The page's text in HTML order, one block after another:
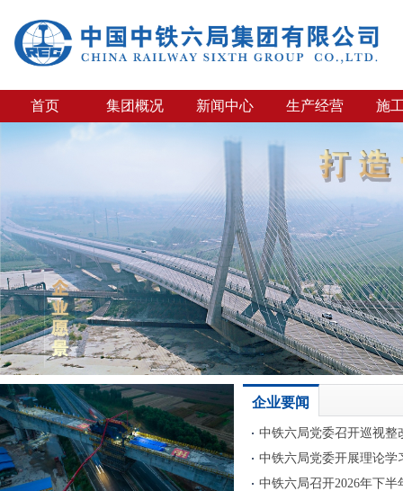
首页 集团概况 新闻中心 生产经营 施
企业要闻
中铁六局党委召开巡视整
中铁六局党委开展理论学
中铁六局召开2026年下